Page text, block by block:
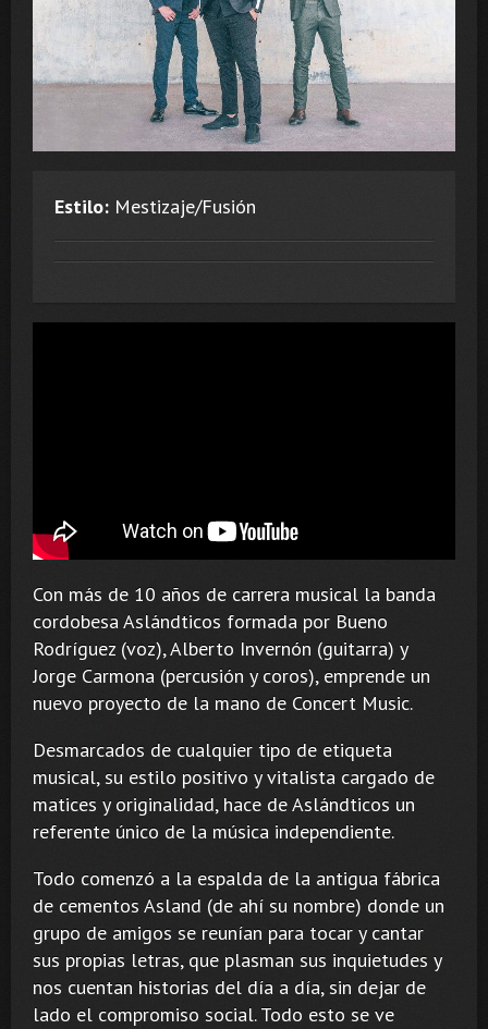
Estilo: Mestizaje/Fusión
Con más de 10 años de carrera musical la banda
cordobesa Aslándticos formada por Bueno
Rodríguez (voz), Alberto Invernón (guitarra) y
Jorge Carmona (percusión y coros), emprende un
nuevo proyecto de la mano de Concert Music.
Desmarcados de cualquier tipo de etiqueta
musical, su estilo positivo y vitalista cargado de
matices y originalidad, hace de Aslándticos un
referente único de la música independiente.
Todo comenzó a la espalda de la antigua fábrica
de cementos Asland (de ahí su nombre) donde un
grupo de amigos se reunían para tocar y cantar
sus propias letras, que plasman sus inquietudes y
nos cuentan historias del día a día, sin dejar de
lado el compromiso social. Todo esto se ve